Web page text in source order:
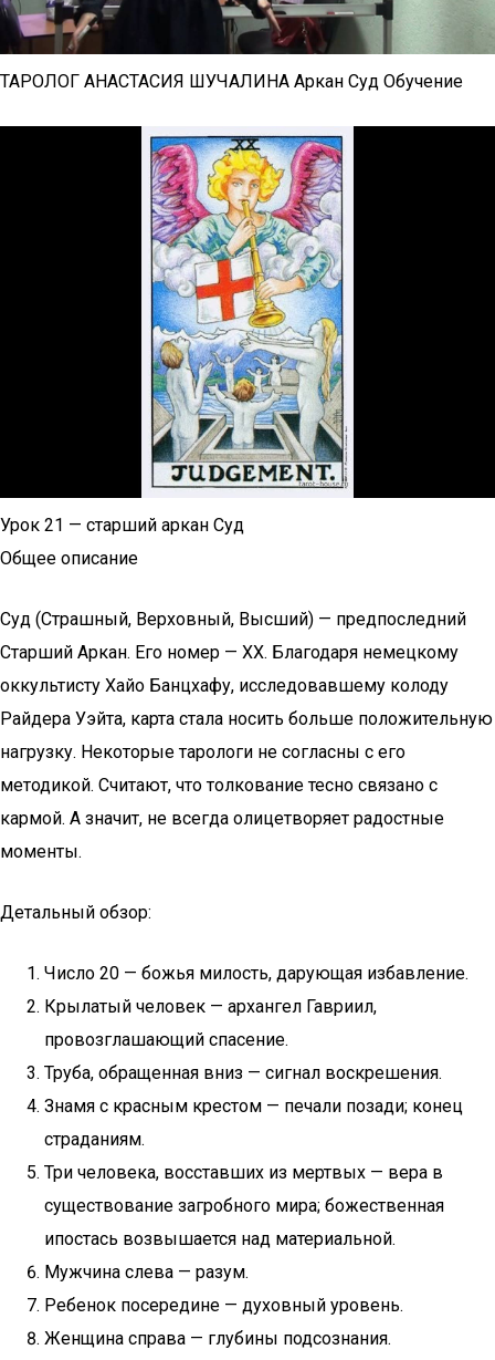
ТАРОЛОГ АНАСТАСИЯ ШУЧАЛИНА Аркан Суд Обучение
Урок 21 — старший аркан Суд
Общее описание
Суд (Страшный, Верховный, Высший) — предпоследний
Старший Аркан. Его номер — ХХ. Благодаря немецкому
оккультисту Хайо Банцхафу, исследовавшему колоду
Райдера Уэйта, карта стала носить больше положительную
нагрузку. Некоторые тарологи не согласны с его
методикой. Считают, что толкование тесно связано с
кармой. А значит, не всегда олицетворяет радостные
моменты.
Детальный обзор:
Число 20 — божья милость, дарующая избавление.
Крылатый человек — архангел Гавриил,
провозглашающий спасение.
Труба, обращенная вниз — сигнал воскрешения.
Знамя с красным крестом — печали позади; конец
страданиям.
Три человека, восставших из мертвых — вера в
существование загробного мира; божественная
ипостась возвышается над материальной.
Мужчина слева — разум.
Ребенок посередине — духовный уровень.
Женщина справа — глубины подсознания.